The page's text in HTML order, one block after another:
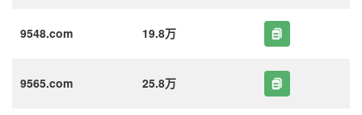
9548.com 19.8万
9565.com 25.8万